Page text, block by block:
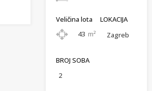
Veličina lota
43 m²
LOKACIJA
Zagreb
BROJ SOBA
2